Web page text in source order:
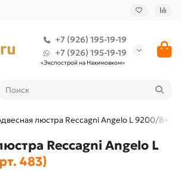
+7 (926) 195-19-19
+7 (926) 195-19-19
«Экспострой на Нахимовком»
люстра Reccagni Angelo L 9200/8+3
Reccagni Angelo L
483)